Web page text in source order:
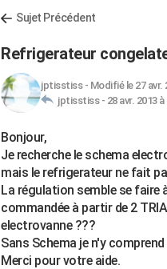
Sujet Précédent
Refrigerateur
jptisstiss- Modifié le 27 avr.
jptisstiss - 28 avr. 2013 à
Bonjour,
Je recherche le schema
mais le refrigerateur ne fait
La régulation semble se
commandée à partir de 2
electrovanne ???
Sans Schema je n'y comprend
Merci pour votre aide.